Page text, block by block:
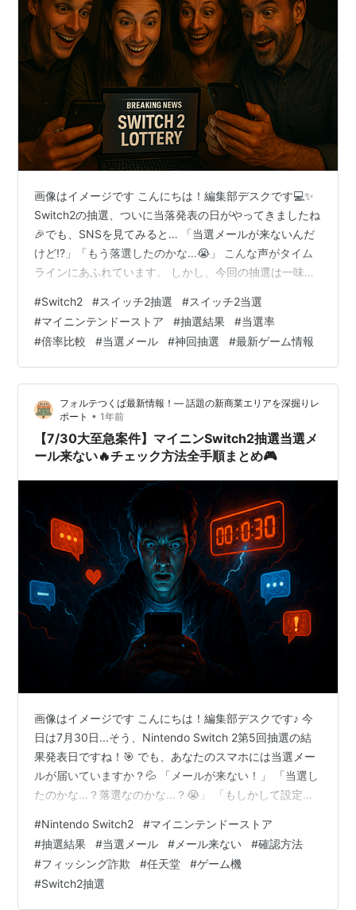
画像はイメージです こんにちは！編集部デスクです💻✨
Switch2の抽選、ついに当落発表の日がやってきましたね
🎉でも、SNSを見てみると… 「当選メールが来ないんだ
けど!?」「もう落選したのかな…😭」 こんな声がタイム
ラインにあふれています。 しかし、今回の抽選は一味違
のです🎯🔥 この記事では、 当選メールが来ないときの確
認方法 当選率が急上昇した理由 過去の抽選との倍率比較
次回以降の当選率を上げるコツ をわかりやすく解説しま
す！ 💡この記事を最後まで読めば、「自分は当選してい
るのか？」「次はどうやったら当たりやすくなるの
か？」が100…
#Switch2 #スイッチ2抽選 #スイッチ2当選
#マイニンテンドーストア #抽選結果 #当選率
#倍率比較 #当選メール #神回抽選 #最新ゲーム情報
フォルテつくば最新情報！— 話題の新商業エリアを深掘りレ
ポート • 1年前
【7/30大至急案件】マイニンSwitch2抽選当選メ
ール来ない🔥チェック方法全手順まとめ🎮
画像はイメージです こんにちは！編集部デスクです♪ 今
日は7月30日...そう、Nintendo Switch 2第5回抽選の結
果発表日ですね！🎯 でも、あなたのスマホには当選メー
ルが届いていますか？💦 「メールが来ない！」 「当選し
たのかな...？落選なのかな...？😭」 「もしかして設定が
安心してください✨ この記事を最後まで読めば、あなた
の悩みは100％解決します！🌟 📝この記事でわかるこ
と： ✅ 当選メールが来ない本当の理由 ✅ 公式の正しい
確認方法（3つの方法） ✅ フィッシング詐欺メールの見
#Nintendo Switch2 #マイニンテンドーストア
#抽選結果 #当選メール # メール来ない #確認方法
#フィッシング詐欺 #任天堂 #ゲーム機
#Switch2抽選